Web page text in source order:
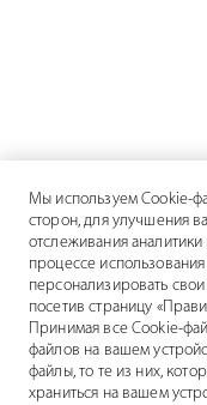
Мы используем Cookie-
сторон, для улучшения
отслеживания
процессе
персонализировать
посетив страницу
Принимая все Cookie-
файлов на вашем
файлы, то те из них,
храниться на вашем